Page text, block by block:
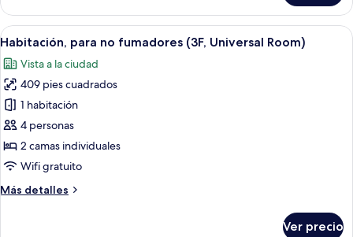
Suite,
2F)
de
lujo,
para
fumadores
(Japanese
Garden
Suite,
2F)
Abrir
todas
las
fotos
de
Habitación,
para
no
fumadores
(3F,
Habitación de hotel con dos camas,
7
Habitación, para no fumadores (3F, Universal Room)
Vista a la ciudad
409 pies cuadrados
1 habitación
4 personas
2 camas individuales
Wifi gratuito
Más detalles
Más
Ver precio